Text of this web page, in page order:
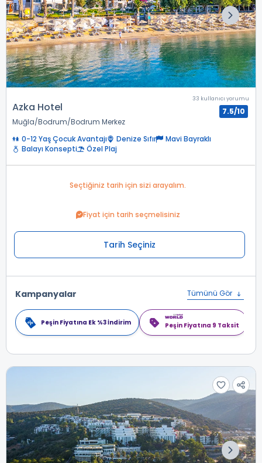
Azka Hotel
Muğla Bodrum Bodrum Merkez
33 kullanıcı yorumu
7.5/10
0-12 Yaş Çocuk Avantajı Denize Sıfır
Mavi Bayraklı
Balayı Konsepti
Özel Plaj
Seçtiğiniz tarih için sizi arayalım.
Fiyat için tarih seçmelisiniz
Tarih Seçiniz
Kampanyalar Tümünü Gör
Peşin Fiyatına Ek %3 İndirim Peşin Fiyatına 9 Taksit